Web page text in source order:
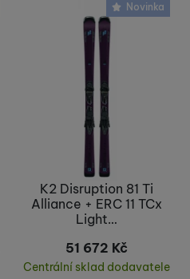
Novinka
K2 Disruption 81 Ti
Alliance + ERC 11 TCx
Light…
51 672 Kč
Centrální sklad dodavatele